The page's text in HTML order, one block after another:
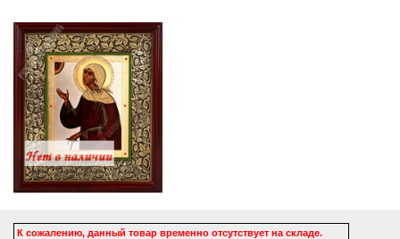
К сожалению, данный товар временно отсутствует на складе.